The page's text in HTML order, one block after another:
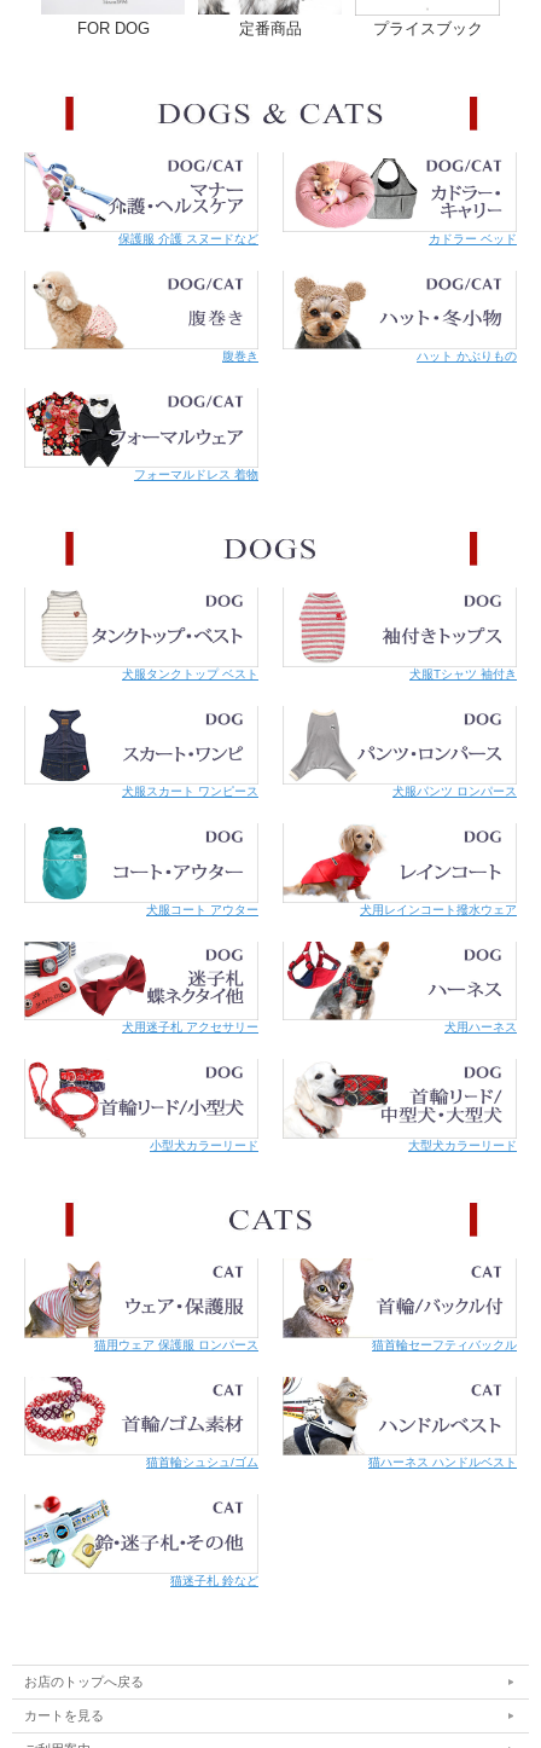
・柔軟剤や消臭スプレーまたは防水・撥水スプレーなど生
地表面を覆うものはご使用にならないでください。
・強い雨や、雨の日の長めのお散歩には、レインコートの
着用をお薦めします。
サイズ表はワンちゃんのサイズではなく、商品の仕上がり
サイズです。
毛量やゆとり分もご考慮ください。
対応ワンちゃんのサイズ表、採寸の仕方 も参
考にしてください。
ご連絡ください。
商品によって多少の誤差があります。また正確なサイズを
測るよう心掛けていますが、お手元にお届けする商品と表
記寸法の間に誤差が生じる場合があります。
モデル
ラブラドール / LGSオレンジ（胴回りはLGMでもOKです
が、LGMだと丈が長めです）
体重25kg 首回り41cm 胴回り71cm 背丈50cm
Mダックス MDS
体重4.1kg 首回り23cm 胴回り37cm 背丈36cm
ワイマラナー×チョコラブMIX LGMピンク
こちらの商品はメール便での対応が可能です。
詳細はご利用案内をご覧くだ
FOR DOG 定番商品 プライスブック
保護服 介護 スヌードなど カドラー ベッド
腹巻き ハット かぶりもの
フォーマルドレス 着物
犬服タンクトップ ベスト 犬服Tシャツ 袖付き
犬服スカート ワンピース 犬服パンツ ロンパース
犬服コート アウター 犬用レインコート撥水ウェア
犬用迷子札 アクセサリー 犬用ハーネス
小型犬カラーリード 大型犬カラーリード
猫用ウェア 保護服 ロンパース 猫首輪セーフティバックル
猫首輪シュシュ/ゴム 猫ハーネス ハンドルベスト
猫迷子札 鈴など
お店のトップへ戻る
カートを見る